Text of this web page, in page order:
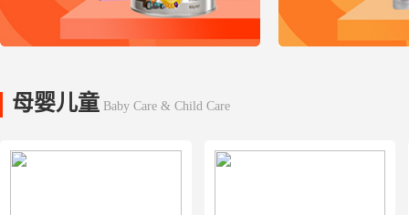
母婴儿童 Baby Care & Child Care